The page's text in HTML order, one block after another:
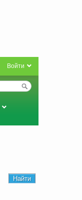
Войти